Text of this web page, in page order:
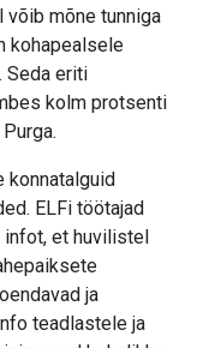
võib mõne tunniga
kohapealsele
Seda eriti
kolm protsenti
konnatalguid
ELFi töötajad
infot, et huvilistel
ja
teadlastele ja